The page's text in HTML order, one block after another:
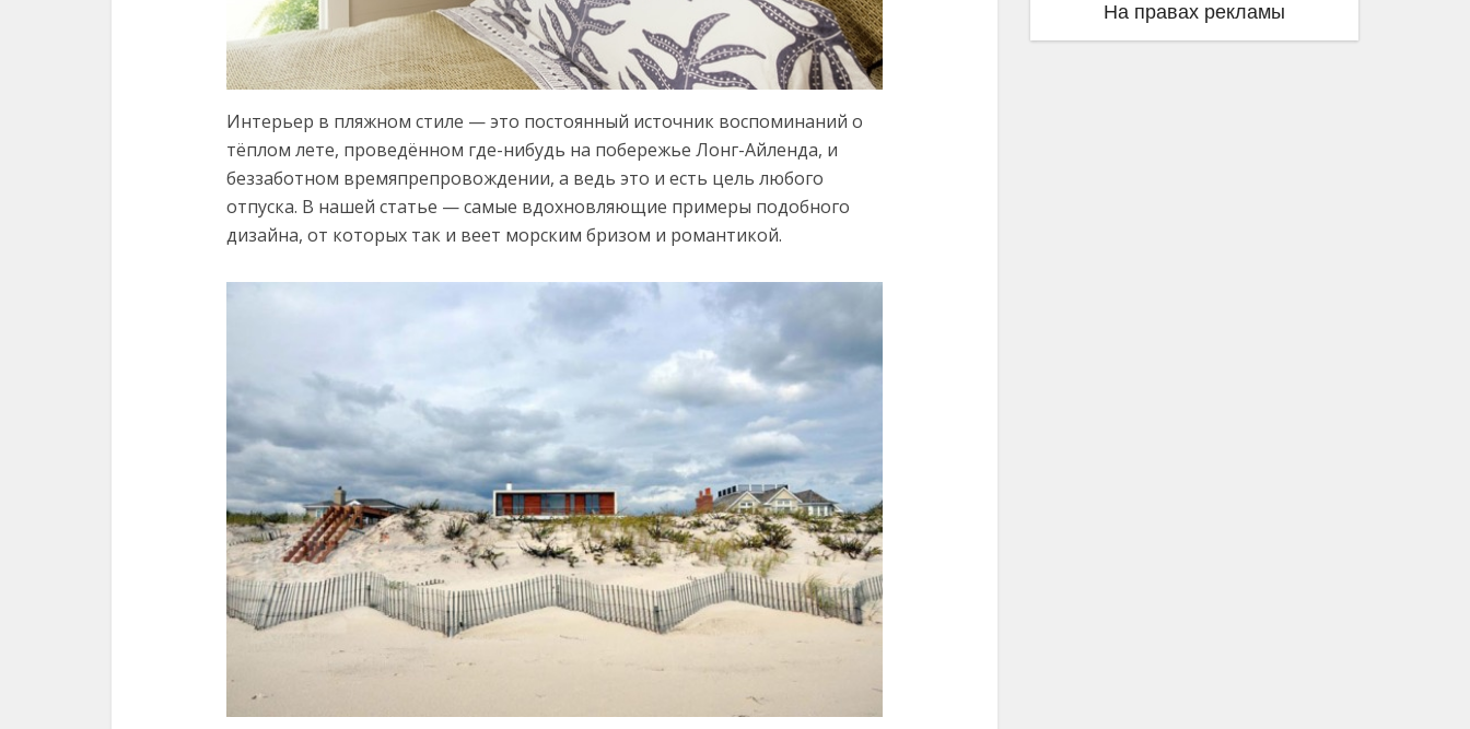
Интерьер в пляжном стиле — это постоянный источник воспоминаний о
тёплом лете, проведённом где-нибудь на побережье Лонг-Айленда, и
беззаботном времяпрепровождении, а ведь это и есть цель любого
отпуска. В нашей статье — самые вдохновляющие примеры подобного
дизайна, от которых так и веет морским бризом и романтикой.
На правах рекламы